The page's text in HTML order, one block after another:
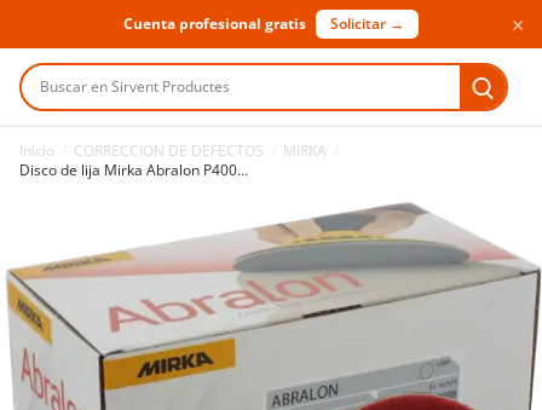
Cuenta profesional gratis Solicitar → ×
Buscar en Sirvent Productes
Inicio CORRECCION DE DEFECTOS MIRKA
Disco de lija Mirka Abralon P4000 Ø77 mm 20 uds